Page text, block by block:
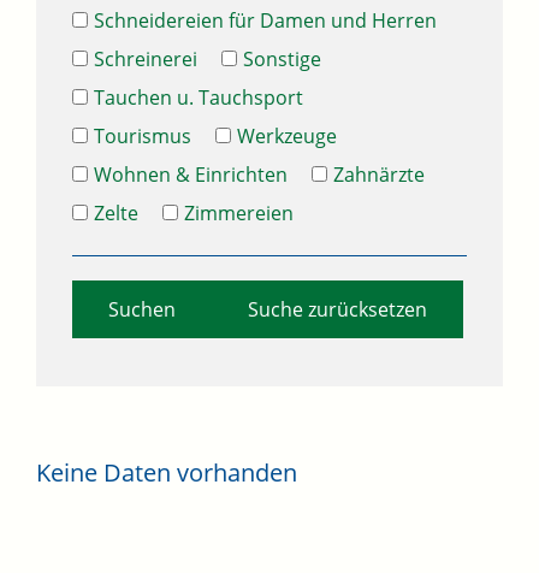
Schneidereien für Damen und Herren
Schreinerei
Sonstige
Tauchen u. Tauchsport
Tourismus
Werkzeuge
Wohnen & Einrichten
Zahnärzte
Zelte
Zimmereien
Suche zurücksetzen
Keine Daten vorhanden